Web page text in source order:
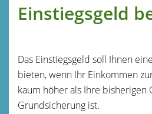
Einstiegsgeld
Das Einstiegsgeld soll Ihnen
bieten, wenn Ihr Einkommen
kaum höher als Ihre bisherigen
Grundsicherung ist.